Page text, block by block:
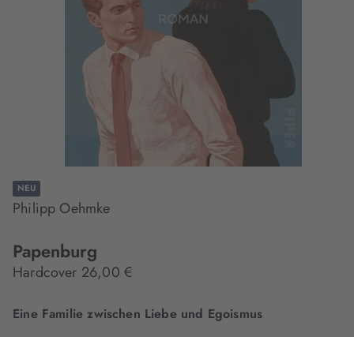
NEU
Philipp Oehmke
Papenburg
Hardcover 26,00 €
Eine Familie zwischen Liebe und Egoismus